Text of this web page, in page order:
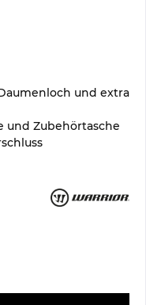
und extra
und Zubehörtasche